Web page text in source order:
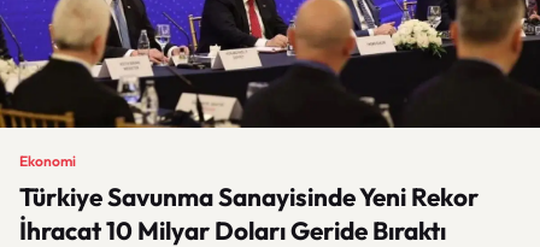
Ekonomi
Türkiye Savunma Sanayisinde Yeni Rekor
İhracat 10 Milyar Doları Geride Bıraktı